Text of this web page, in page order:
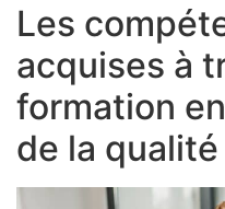
Les
acquises à
formation
de la qualité